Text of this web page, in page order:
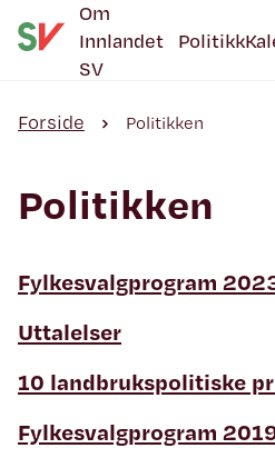
Om
Innlandet
SV
Politikk
Forside Politikken
Politikken
Fylkesvalgprogram
Uttalelser
10 landbrukspolitiske
Fylkesvalgprogram